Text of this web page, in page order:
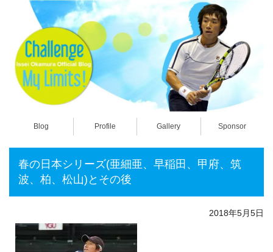
Blog Profile Gallery Sponsor
春の日本シリーズ(亜細亜、早稲田、甲府、筑
波、柏、松山)とその後
2018年5月5日